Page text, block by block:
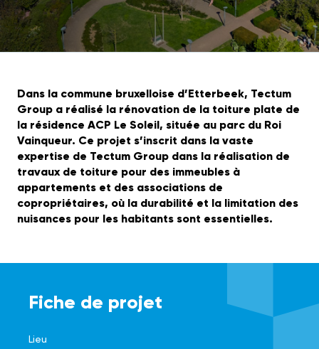
Dans la commune bruxelloise d’Etterbeek, Tectum
Group a réalisé la rénovation de la toiture plate de
la résidence ACP Le Soleil, située au parc du Roi
Vainqueur. Ce projet s’inscrit dans la vaste
expertise de Tectum Group dans la réalisation de
travaux de toiture pour des immeubles à
appartements et des associations de
copropriétaires, où la durabilité et la limitation des
nuisances pour les habitants sont essentielles.
Fiche de projet
Lieu